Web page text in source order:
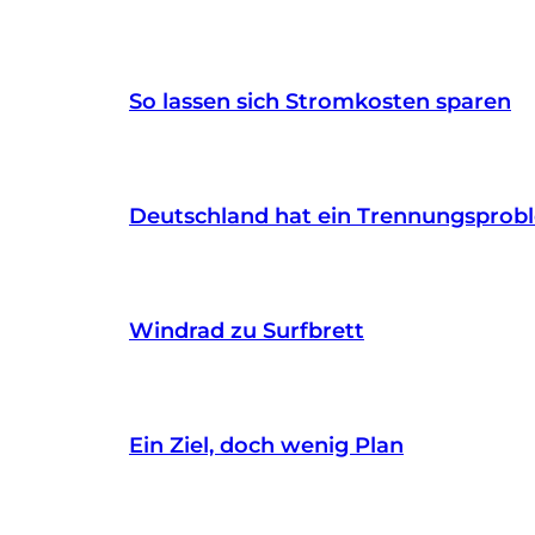
So lassen sich Stromkosten sparen
Deutschland hat ein
Windrad zu Surfbrett
Ein Ziel, doch wenig Plan